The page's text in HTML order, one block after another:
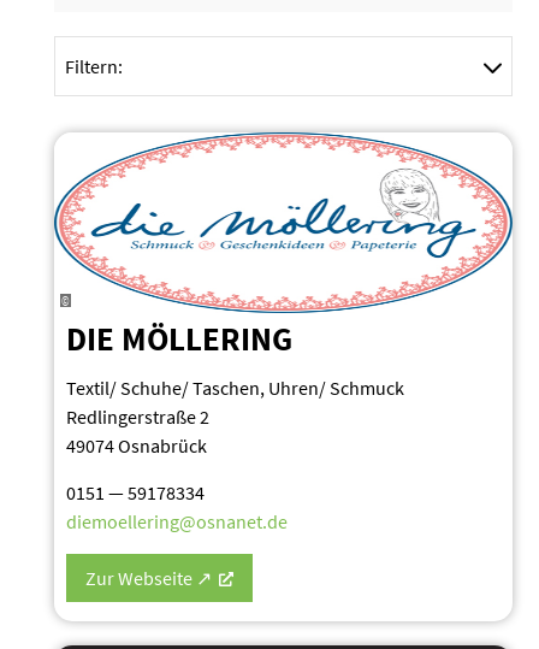
Filtern:
©
DIE MÖLLERING
Textil/ Schuhe/ Taschen, Uhren/ Schmuck
Redlin­ger­straße 2
49074 Osnabrück
0151 — 59178334
diemoellering@osnanet.de
Zur Webseite ↗